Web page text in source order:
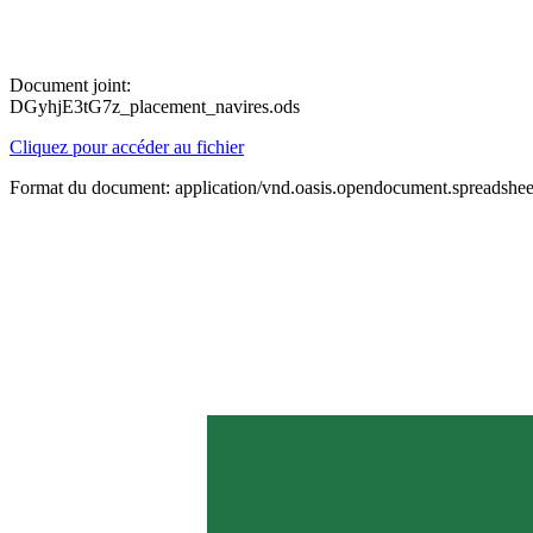
Document joint:
DGyhjE3tG7z_placement_navires.ods
Cliquez pour accéder au fichier
Format du document: application/